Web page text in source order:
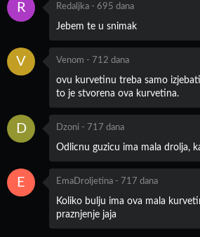
R Redaljka - 695 dana
Jebem te u snimak
V Venom - 712 dana
ovu kurvetinu treba samo
to je stvorena ova kurvetina.
D Dzoni - 717 dana
Odlicnu guzicu ima mala drolja,
E EmaDroljetina - 717 dana
Koliko bulju ima ova mala
praznjenje jaja